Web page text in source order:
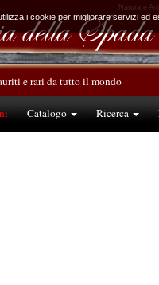
Natura e
e rari da tutto il mondo
Catalogo Ricerca
i cookie per migliorare servizi ed